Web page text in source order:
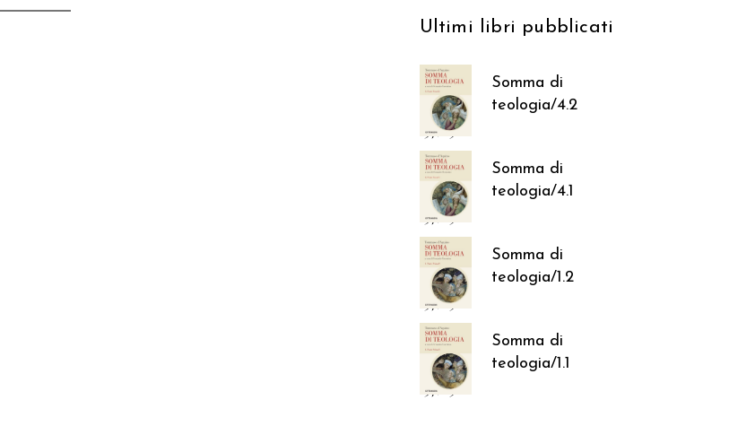
Ultimi libri pubblicati
Somma di
teologia/4.2
37,05€
Somma di
teologia/4.1
37,05€
Somma di
teologia/1.2
37,05€
Somma di
teologia/1.1
37,05€